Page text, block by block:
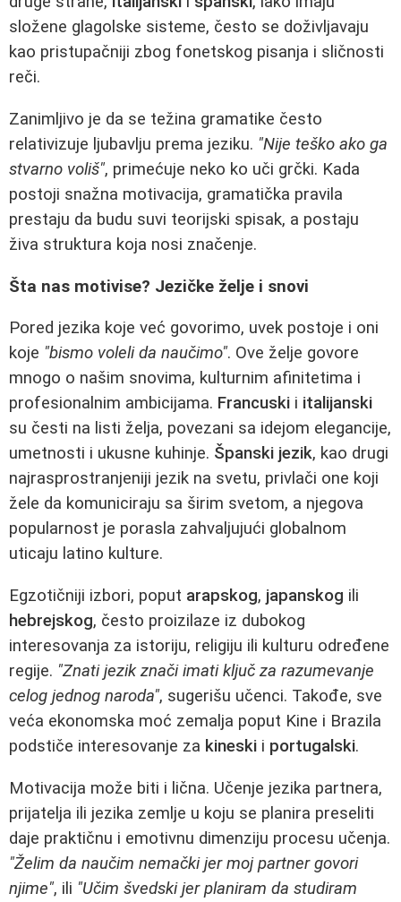
složene glagolske sisteme, često se doživljavaju
kao pristupačniji zbog fonetskog pisanja i sličnosti
reči.
Zanimljivo je da se težina gramatike često
relativizuje ljubavlju prema jeziku. "Nije teško ako ga
stvarno voliš", primećuje neko ko uči grčki. Kada
postoji snažna motivacija, gramatička pravila
prestaju da budu suvi teorijski spisak, a postaju
živa struktura koja nosi značenje.
Šta nas motivise? Jezičke želje i snovi
Pored jezika koje već govorimo, uvek postoje i oni
koje "bismo voleli da naučimo". Ove želje govore
mnogo o našim snovima, kulturnim afinitetima i
profesionalnim ambicijama. Francuski i italijanski
su česti na listi želja, povezani sa idejom elegancije,
umetnosti i ukusne kuhinje. Španski jezik, kao drugi
najrasprostranjeniji jezik na svetu, privlači one koji
žele da komuniciraju sa širim svetom, a njegova
popularnost je porasla zahvaljujući globalnom
uticaju latino kulture.
Egzotičniji izbori, poput arapskog, japanskog ili
hebrejskog, često proizilaze iz dubokog
interesovanja za istoriju, religiju ili kulturu određene
regije. "Znati jezik znači imati ključ za razumevanje
celog jednog naroda", sugerišu učenci. Takođe, sve
veća ekonomska moć zemalja poput Kine i Brazila
podstiče interesovanje za kineski i portugalski.
Motivacija može biti i lična. Učenje jezika partnera,
prijatelja ili jezika zemlje u koju se planira preseliti
daje praktičnu i emotivnu dimenziju procesu učenja.
"Želim da naučim nemački jer moj partner govori
njime", ili "Učim švedski jer planiram da studiram